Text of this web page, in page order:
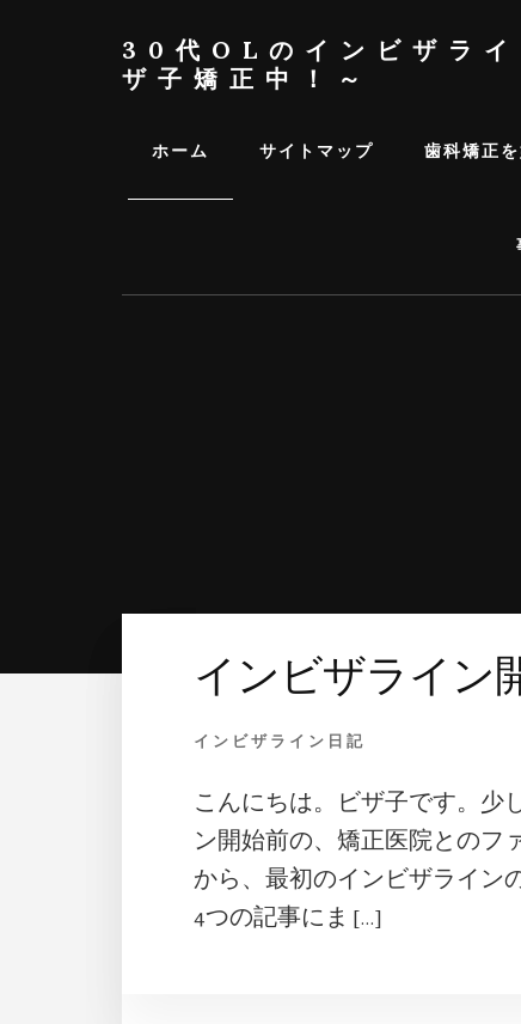
30代OLのインビザライ
ザ子矯正中！～
ホーム サイトマップ 歯科矯正
インビザライン
インビザライン日記
こんにちは。ビザ子です。少
ン開始前の、矯正医院とのフ
から、最初のインビザライン
4つの記事にま […]